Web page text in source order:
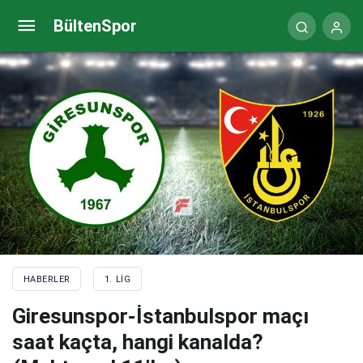
BültenSpor
HABERLER 1. LIG
Giresunspor-İstanbulspor maçı
saat kaçta, hangi kanalda?
Bülent Korkmaz: İkinci yarı, ilk yarıya oranla
istediğimiz gibi olmadı